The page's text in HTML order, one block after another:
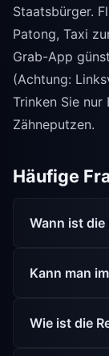
Staatsbürger.
Patong, Taxi
Grab-App
(Achtung:
Trinken Sie nur
Zähneputzen.
Häufige
Wann ist die
Kann man
Wie ist die